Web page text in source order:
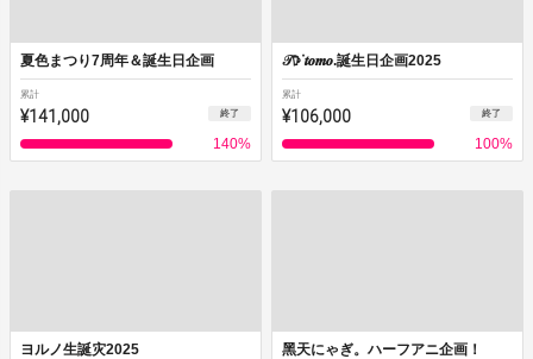
夏色まつり7周年＆誕生日企画
累計
¥141,000 終了
140%
𝒯𖠚ᐝ𝒕𝒐𝒎𝒐.誕生日企画2025
累計
¥106,000 終了
100%
ヨルノ生誕灾2025 黑天にゃぎ。ハーフアニ企画！